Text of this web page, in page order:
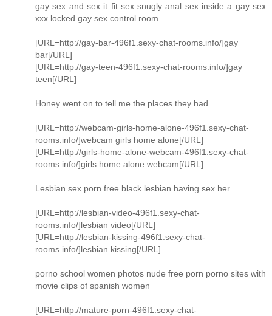
gay sex and sex it fit sex snugly anal sex inside a gay sex
xxx locked gay sex control room
[URL=http://gay-bar-496f1.sexy-chat-rooms.info/]gay
bar[/URL]
[URL=http://gay-teen-496f1.sexy-chat-rooms.info/]gay
teen[/URL]
Honey went on to tell me the places they had
[URL=http://webcam-girls-home-alone-496f1.sexy-chat-
rooms.info/]webcam girls home alone[/URL]
[URL=http://girls-home-alone-webcam-496f1.sexy-chat-
rooms.info/]girls home alone webcam[/URL]
Lesbian sex porn free black lesbian having sex her .
[URL=http://lesbian-video-496f1.sexy-chat-
rooms.info/]lesbian video[/URL]
[URL=http://lesbian-kissing-496f1.sexy-chat-
rooms.info/]lesbian kissing[/URL]
porno school women photos nude free porn porno sites with
movie clips of spanish women
[URL=http://mature-porn-496f1.sexy-chat-